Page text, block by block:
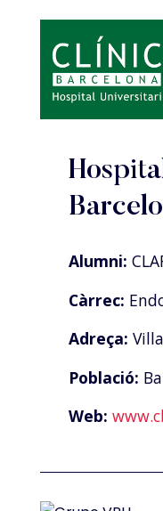
Alumni:
Càrrec:
Adreça:
Població:
Web: